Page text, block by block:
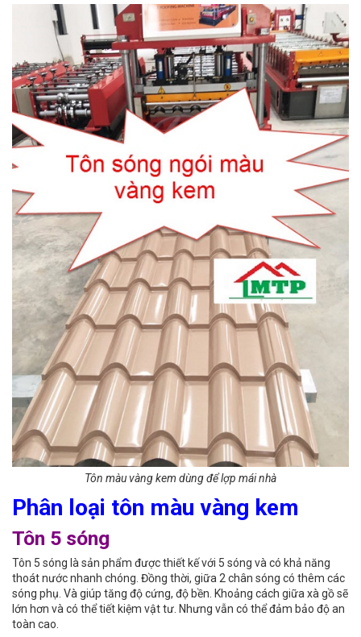
Tôn màu vàng kem dùng để lợp mái nhà
Phân loại tôn màu vàng kem
Tôn 5 sóng
Tôn 5 sóng là sản phẩm được thiết kế với 5 sóng và có khả năng
thoát nước nhanh chóng. Đồng thời, giữa 2 chân sóng có thêm các
sóng phụ. Và giúp tăng độ cứng, độ bền. Khoảng cách giữa xà gồ sẽ
lớn hơn và có thể tiết kiệm vật tư. Nhưng vẫn có thể đảm bảo độ an
toàn cao.